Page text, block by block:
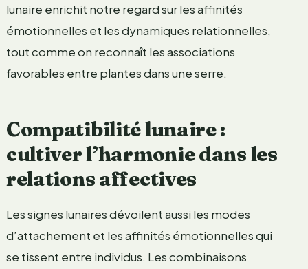
lunaire enrichit notre regard sur les affinités
émotionnelles et les dynamiques relationnelles,
tout comme on reconnaît les associations
favorables entre plantes dans une serre.
Compatibilité lunaire :
cultiver l’harmonie dans les
relations affectives
Les signes lunaires dévoilent aussi les modes
d’attachement et les affinités émotionnelles qui
se tissent entre individus. Les combinaisons